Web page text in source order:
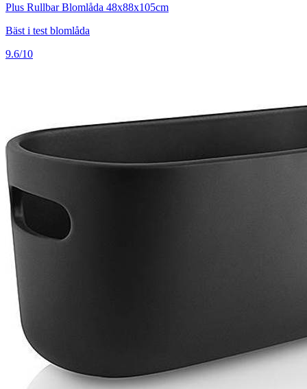
Plus Rullbar Blomlåda 48x88x105cm
Bäst i test blomlåda
9.6/10